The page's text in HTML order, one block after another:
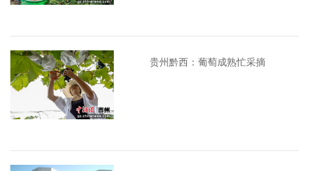
贵州黔西：葡萄成熟忙采摘